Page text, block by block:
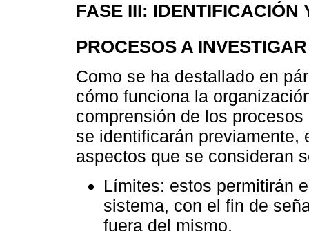
FASE III: IDENTIFICACIÓN
PROCESOS A INVESTIGAR
Como se ha destallado en
cómo funciona la
comprensión de los
se identificarán previamente,
aspectos que se consideran
Límites: estos permitirán
sistema, con el fin de
fuera del mismo,